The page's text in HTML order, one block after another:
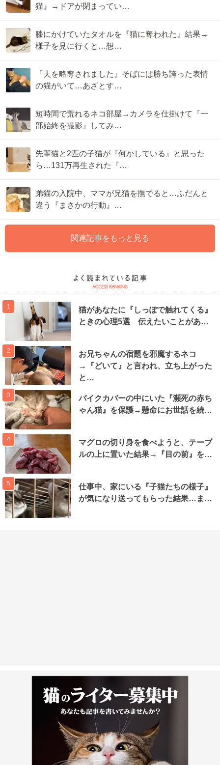
猫』→ドアが閉まってい…
膝にかけていたタオルを『猫に奪われた』結果→
様子を見に行くと…想…
『夫を略奪されました』そばには勝ち誇った表情
の猫がいて…あざとす…
短時間で荒れるネコ部屋→カメラを仕掛けて『一
部始終を撮影』してみ…
先輩猫と2匹の子猫が『何かしている』と思った
ら…131万再生された『…
弟猫の入院中、ママが兄猫を撫でると…ふだんと
違う『まさかの行動』…
関連記事をもっと見る
1
猫があなたに『しっぽで触れてくる』
ときの心理5選 伝えたいことがあ…
2
お兄ちゃんの宿題を邪魔するネコ
→『どいて』と言われ、立ち上がった
と…
3
バイクカバーの中にいた『瀕死の赤ち
ゃん猫』を保護→懸命にお世話を続…
4
マグロの切り身を食べようと、テーブ
ルの上に置いた結果→『目の前』を…
5
仕事中、家にいる『子猫たちの様子』
が気になり送ってもらった結果…ま…